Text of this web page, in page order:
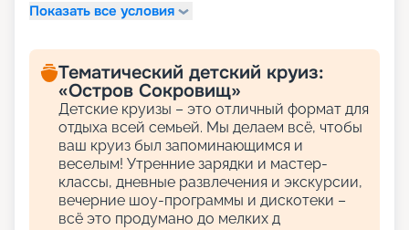
Показать все условия
Тематический детский круиз:
«Остров Сокровищ»
Детские круизы – это отличный формат для
отдыха всей семьей. Мы делаем всё, чтобы
ваш круиз был запоминающимся и
веселым! Утренние зарядки и мастер-
классы, дневные развлечения и экскурсии,
вечерние шоу-программы и дискотеки –
всё это продумано до мелких д